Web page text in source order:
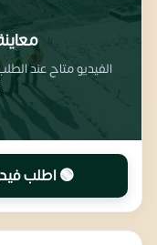
الفيديو متاح عند
🟢 اطلب